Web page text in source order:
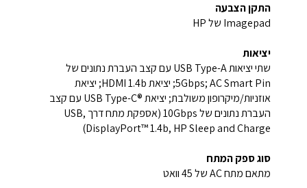
התקן הצבעה
Imagepad של HP
יציאות
שתי יציאות USB Type-A עם קצב העברת נתונים של
5Gbps; AC Smart Pin; יציאת HDMI 1.4b; יציאת
אוזניות/מיקרופון משולבת; יציאת USB Type-C®‎ עם קצב
העברת נתונים של 10Gbps (אספקת מתח דרך USB,
DisplayPort™ 1.4b, HP Sleep and Charge)
סוג ספק המתח
מתאם מתח AC של 45 וואט